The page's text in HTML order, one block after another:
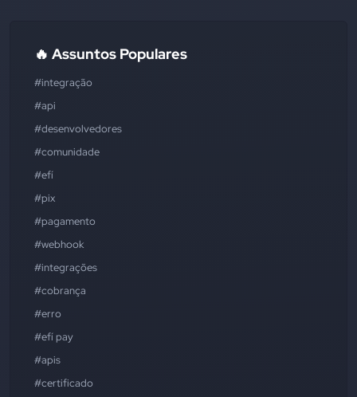
🔥 Assuntos Populares
#integração
#api
#desenvolvedores
#comunidade
#efí
#pix
#pagamento
#webhook
#integrações
#cobrança
#erro
#efí pay
#apis
#certificado